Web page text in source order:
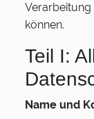
können.
Teil I:
Name und